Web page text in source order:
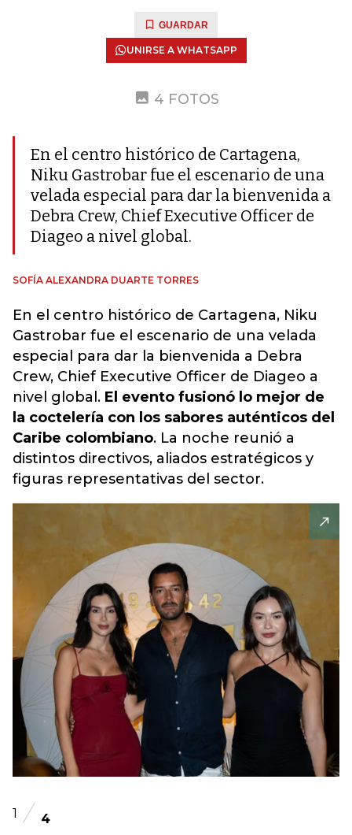
GUARDAR
UNIRSE A WHATSAPP
4 FOTOS
En el centro histórico de Cartagena,
Niku Gastrobar fue el escenario de una
velada especial para dar la bienvenida a
Debra Crew, Chief Executive Officer de
Diageo a nivel global.
SOFÍA ALEXANDRA DUARTE TORRES
En el centro histórico de Cartagena, Niku
Gastrobar fue el escenario de una velada
especial para dar la bienvenida a Debra
Crew, Chief Executive Officer de Diageo a
nivel global. El evento fusionó lo mejor de
la coctelería con los sabores auténticos del
Caribe colombiano. La noche reunió a
distintos directivos, aliados estratégicos y
figuras representativas del sector.
1 4